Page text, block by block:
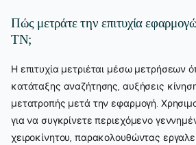
Πώς μετράτε την επιτυχία
ΤΝ;
Η επιτυχία μετριέται μέσω μετρήσεων
κατάταξης αναζήτησης, αυξήσεις
μετατροπής μετά την εφαρμογή.
για να συγκρίνετε περιεχόμενο
χειροκίνητου, παρακολουθώντας